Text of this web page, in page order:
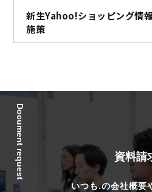
新生Yahoo!ショッピング情
施策
Document request 資料請
いつも.の会社概要